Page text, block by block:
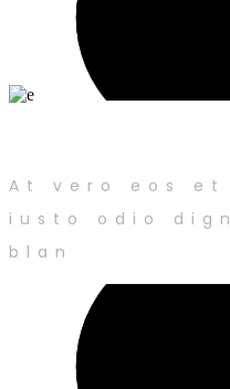
At vero eos et
iusto odio
blan